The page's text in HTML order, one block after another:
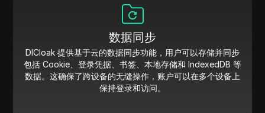
数据同步
DICloak 提供基于云的数据同步功能，用户可以存储并同步
包括 Cookie、登录凭据、书签、本地存储和 IndexedDB 等
数据。这确保了跨设备的无缝操作，账户可以在多个设备上
保持登录和访问。